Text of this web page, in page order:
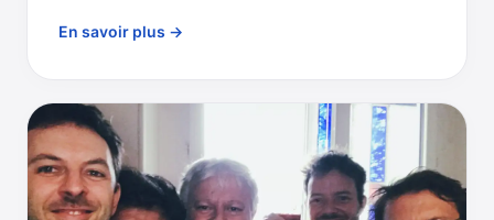
En savoir plus →